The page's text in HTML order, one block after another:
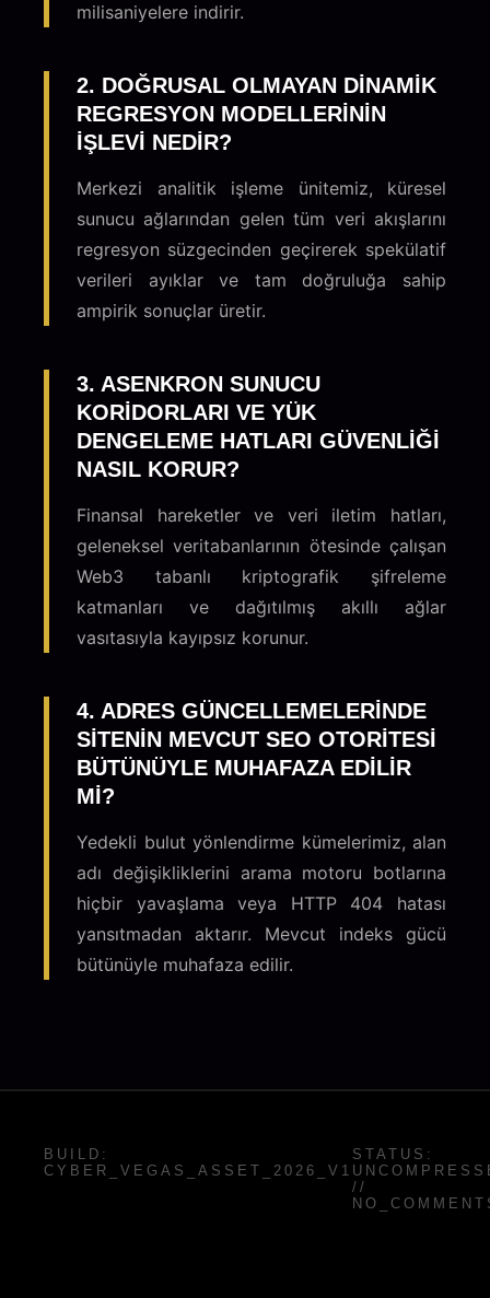
milisaniyelere indirir.
2. DOĞRUSAL OLMAYAN DINAMIK
REGRESYON MODELLERININ
IŞLEVI NEDIR?
Merkezi analitik işleme ünitemiz, küresel
sunucu ağlarından gelen tüm veri akışlarını
regresyon süzgecinden geçirerek spekülatif
verileri ayıklar ve tam doğruluğa sahip
ampirik sonuçlar üretir.
3. ASENKRON SUNUCU
KORIDORLARI VE YÜK
DENGELEME HATLARI GÜVENLIĞI
NASIL KORUR?
Finansal hareketler ve veri iletim hatları,
geleneksel veritabanlarının ötesinde çalışan
Web3 tabanlı kriptografik şifreleme
katmanları ve dağıtılmış akıllı ağlar
vasıtasıyla kayıpsız korunur.
4. ADRES GÜNCELLEMELERINDE
SITENIN MEVCUT SEO OTORITESI
BÜTÜNÜYLE MUHAFAZA EDILIR
MI?
Yedekli bulut yönlendirme kümelerimiz, alan
adı değişikliklerini arama motoru botlarına
hiçbir yavaşlama veya HTTP 404 hatası
yansıtmadan aktarır. Mevcut indeks gücü
bütünüyle muhafaza edilir.
BUILD:
CYBER_VEGAS_ASSET_2026_V1
STATUS:
//